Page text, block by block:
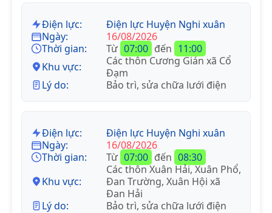
Điện lực:
Điện lực Huyện Nghi xuân
Ngày:
16/08/2026
Thời gian:
Từ 07:00 đến 11:00
Khu vực:
Các thôn Cương Gián xã Cổ
Đạm
Lý do:
Bảo trì, sửa chữa lưới điện
Điện lực:
Điện lực Huyện Nghi xuân
Ngày:
16/08/2026
Thời gian:
Từ 07:00 đến 08:30
Khu vực:
Các thôn Xuân Hải, Xuân Phổ,
Đan Trường, Xuân Hội xã
Đan Hải
Lý do:
Bảo trì, sửa chữa lưới điện